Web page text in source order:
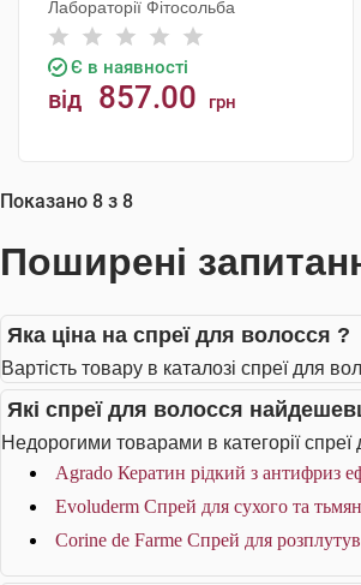
Лабораторії Фітосольба
Є в наявності
від 857.00 грн
Показано 8 з 8
Поширені
Яка ціна на спреї для волосся ?
Вартість товару в каталозі спреї для
Які спреї для волосся
Недорогими товарами в категорії спреї
Agrado Кератин рідкий з антифриз
Evoluderm Спрей для сухого та
Corine de Farme Спрей для